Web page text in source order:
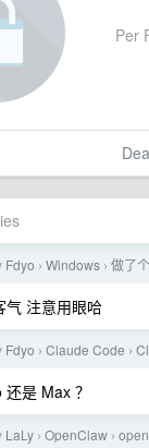
Per
Fdyo › Windows › 做了
气 注意用眼哈
Fdyo › Claude Code ›
是 Max ？
LaLy › OpenClaw ›